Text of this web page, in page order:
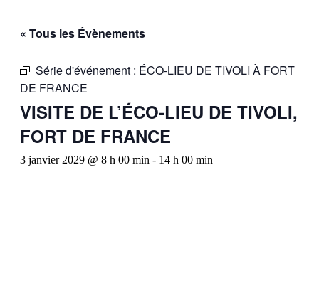
« Tous les Évènements
Série d'événement : ÉCO-LIEU DE TIVOLI À FORT
DE FRANCE
VISITE DE L’ÉCO-LIEU DE TIVOLI,
FORT DE FRANCE
3 janvier 2029 @ 8 h 00 min - 14 h 00 min